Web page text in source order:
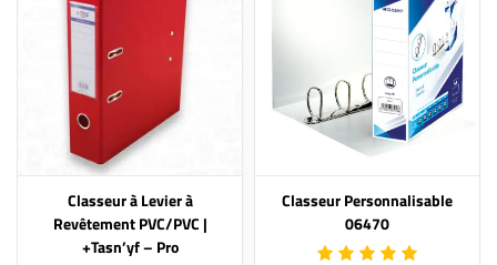
Classeur Personnalisable
06470
Classeur à Levier à
Revêtement PVC/PVC |
Tasn’yf – Pro+